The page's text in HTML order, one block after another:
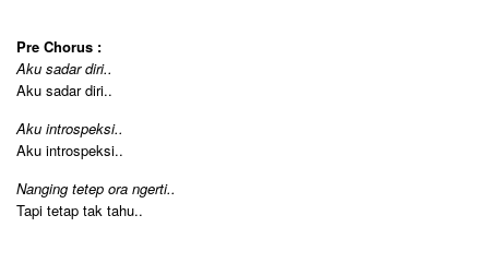
Pre Chorus :
Aku sadar diri..
Aku sadar diri..
Aku introspeksi..
Aku introspeksi..
Nanging tetep ora ngerti..
Tapi tetap tak tahu..